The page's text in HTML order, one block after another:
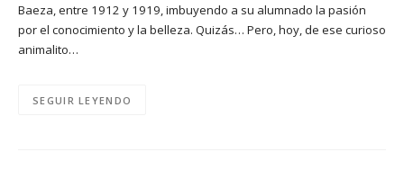
Baeza, entre 1912 y 1919, imbuyendo a su alumnado la pasión
por el conocimiento y la belleza. Quizás… Pero, hoy, de ese curioso
animalito…
SEGUIR LEYENDO